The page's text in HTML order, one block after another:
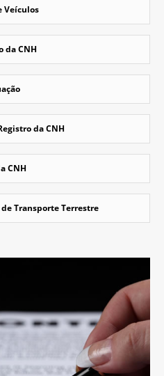
Veículos
da CNH
da CNH
CNH
Transporte Terrestre